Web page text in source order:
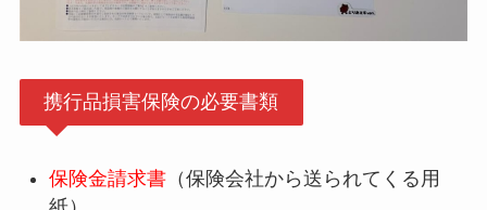
携行品損害保険の必要書類
保険金請求書（保険会社から送られてくる用